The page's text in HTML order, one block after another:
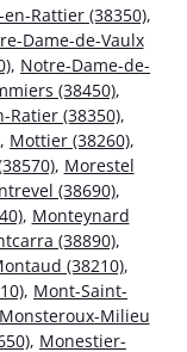
Rattier (38350),
Dame-de-Vaulx
, Notre-Dame-de-
(38450),
Ratier (38350),
, Mottier (38260),
, Morestel
(38690),
, Monteynard
(38890),
(38210),
, Mont-Saint-
Monsteroux-Milieu
, Monestier-